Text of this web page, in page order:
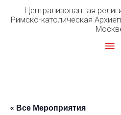
Централизованная
Римско-католическая
« Все Мероприятия